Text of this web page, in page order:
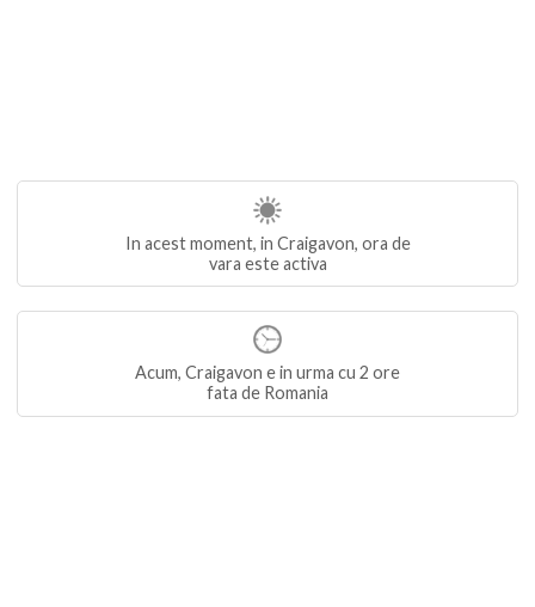
In acest moment, in Craigavon, ora de
vara este activa
Acum, Craigavon e in urma cu 2 ore
fata de Romania